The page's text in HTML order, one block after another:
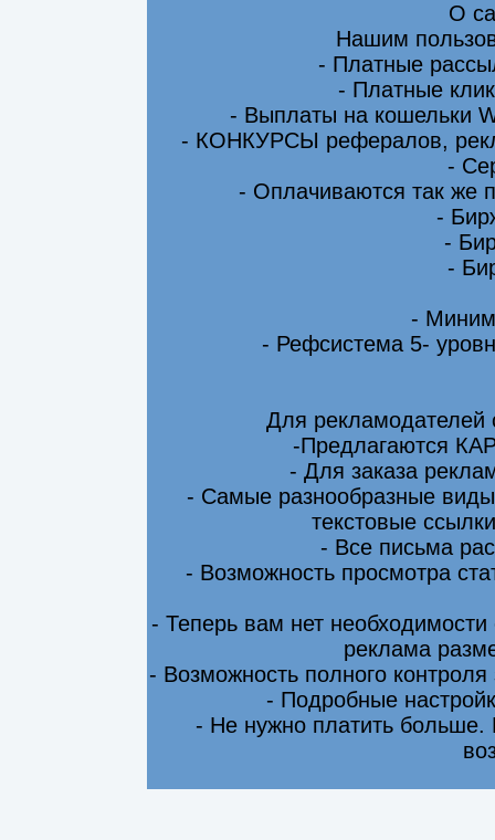
О
Нашим
- Платные
- Платные
- Выплаты на кошельки
- КОНКУРСЫ рефералов,
-
- Оплачиваются так же
-
-
-
-
- Рефсистема 5-
Для
-Предлагаются
- Для заказа
- Самые разнообразные
текстовые
- Все письма
- Возможность просмотра
- Теперь вам нет
реклама
- Возможность полного
- Подробные
- Не нужно платить больше.